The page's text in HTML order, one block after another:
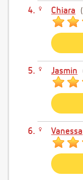
Chiara
Jasmin
Vanessa